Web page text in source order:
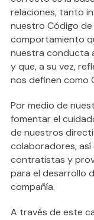
relaciones, tanto
nuestro Código
comportamiento
nuestra conducta
y que, a su vez,
nos definen como
Por medio de
fomentar el
de nuestros
colaboradores,
contratistas y
para el desarrollo
compañía.
A través de este